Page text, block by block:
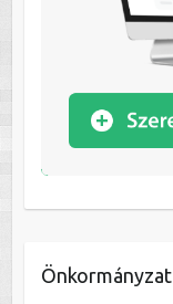
Önkormányzat